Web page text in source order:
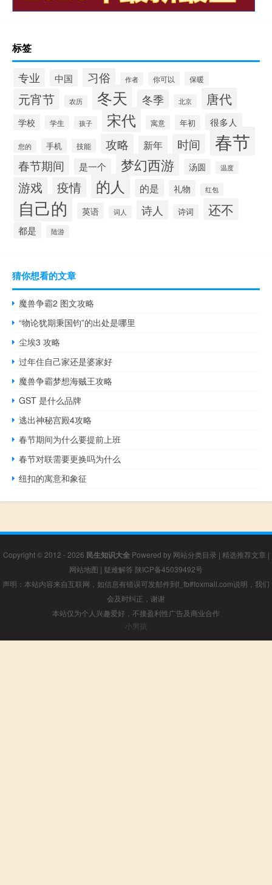
标签
专业 中国 习俗 作者 你可以 保暖
元宵节 农历 冬天 冬季 北京 唐代
学校 学生 孩子 宋代 寓意 年初 很多人
您的 手机 技能 攻略 新年 时间 春节
春节期间 是一个 梦幻西游 汤圆 温度
游戏 疫情 的人 的是 礼物 红包
自己的 英语 词人 诗人 诗词 还不
都是 陆游
猜你想看的文章
魔兽争霸2 图文攻略
“物论犹期秉国钧”的出处是哪里
尘埃3 攻略
过年住自己家还是婆家好
魔兽争霸梦想海贼王攻略
GST 是什么品牌
逃出神秘宫殿4攻略
春节期间为什么要提前上班
春节对联需要更换吗为什么
纽扣的寓意和象征
Copyright © 2012 - 2026 民生知识大全Powered by 网站分类目录 | 精选推荐文章 |
网站地图 | 疑难解答 陕ICP备45039492号
声明：本站内容来自互联网，如信息有错误可发邮件到f_fb#foxmail.com说明，我们
会及时纠正，谢谢
本站仅为个人兴趣爱好，不接盈利性广告及商业合作
小男孩